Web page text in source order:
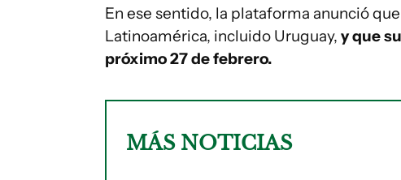
En ese sentido, la plataforma anunció
Latinoamérica, incluido Uruguay, y que
próximo 27 de febrero.
MÁS NOTICIAS